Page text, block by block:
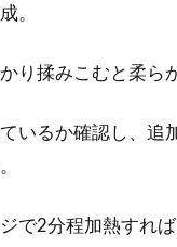
。
り揉みこむと柔ら
いるか確認し、追
で2分程加熱すれ